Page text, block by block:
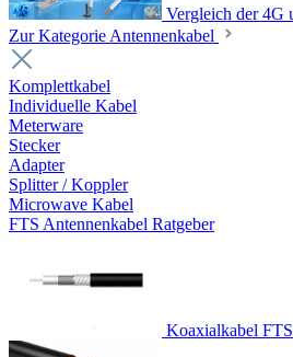
Vergleich der 4G
Zur Kategorie Antennenkabel
Komplettkabel
Individuelle Kabel
Meterware
Stecker
Adapter
Splitter / Koppler
Microwave Kabel
FTS Antennenkabel Ratgeber
Koaxialkabel